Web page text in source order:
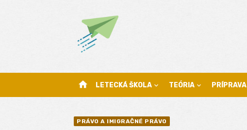
home LETECKÁ ŠKOLA TEÓRIA PRÍPRAVA
PRÁVO A IMIGRAČNÉ PRÁVO